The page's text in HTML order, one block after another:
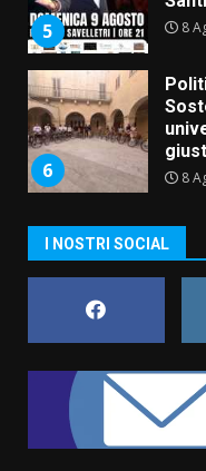
5 8
6 8
“I
7
1
I NOSTRI SOCIAL